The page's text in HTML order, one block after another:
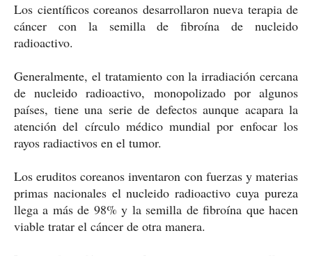
Los científicos coreanos desarrollaron nueva terapia de
cáncer con la semilla de fibroína de nucleido
radioactivo.
Generalmente, el tratamiento con la irradiación cercana
de nucleido radioactivo, monopolizado por algunos
países, tiene una serie de defectos aunque acapara la
atención del círculo médico mundial por enfocar los
rayos radiactivos en el tumor.
Los eruditos coreanos inventaron con fuerzas y materias
primas nacionales el nucleido radioactivo cuya pureza
llega a más de 98% y la semilla de fibroína que hacen
viable tratar el cáncer de otra manera.